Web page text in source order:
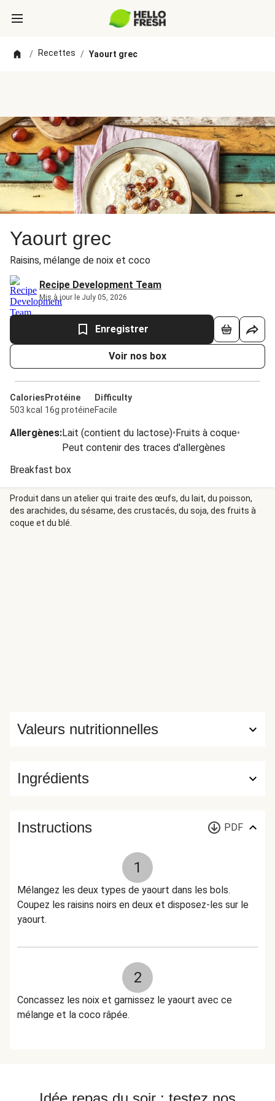
/ Recettes / Yaourt grec
Yaourt grec
Raisins, mélange de noix et coco
Recipe Development Team
Mis à jour le July 05, 2026
Enregistrer
Voir nos box
Calories
503 kcal
Protéine
16g protéine
Difficulty
Facile
Allergènes:Lait (contient du lactose)•Fruits à coque•
Peut contenir des traces d'allergènes
Breakfast box
Produit dans un atelier qui traite des œufs, du lait, du poisson,
des arachides, du sésame, des crustacés, du soja, des fruits à
coque et du blé.
Ingrédients
Valeurs nutritionnelles
Instructions PDF
1
Mélangez les deux types de yaourt dans les bols.
Coupez les raisins noirs en deux et disposez-les sur le
yaourt.
2
Concassez les noix et garnissez le yaourt avec ce
mélange et la coco râpée.